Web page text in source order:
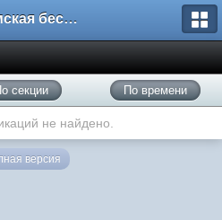
Батумская беседка
секции По времени
не найдено.
версия